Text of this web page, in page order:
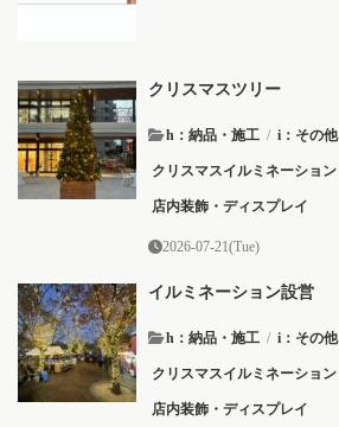
クリスマスツリー
h：納品・施工 / i：その他
クリスマスイルミネーション
店内装飾・ディスプレイ
2026-07-21(Tue)
イルミネーション設営
h：納品・施工 / i：その他
クリスマスイルミネーション
店内装飾・ディスプレイ